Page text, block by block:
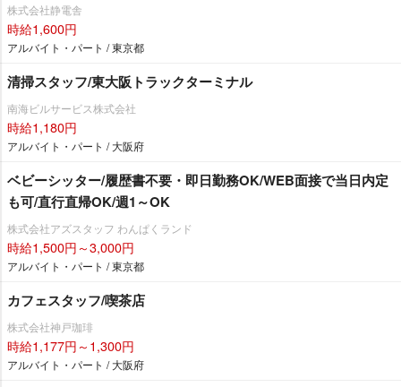
株式会社静電舎
時給1,600円
アルバイト・パート / 東京都
清掃スタッフ/東大阪トラックターミナル
南海ビルサービス株式会社
時給1,180円
アルバイト・パート / 大阪府
ベビーシッター/履歴書不要・即日勤務OK/WEB面接で当日内定
も可/直行直帰OK/週1～OK
株式会社アズスタッフ わんぱくランド
時給1,500円～3,000円
アルバイト・パート / 東京都
カフェスタッフ/喫茶店
株式会社神戸珈琲
時給1,177円～1,300円
アルバイト・パート / 大阪府